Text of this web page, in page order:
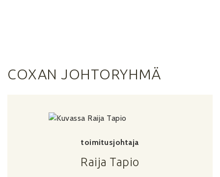
COXAN JOHTORYHMÄ
Raija Tapio
toimitusjohtaja